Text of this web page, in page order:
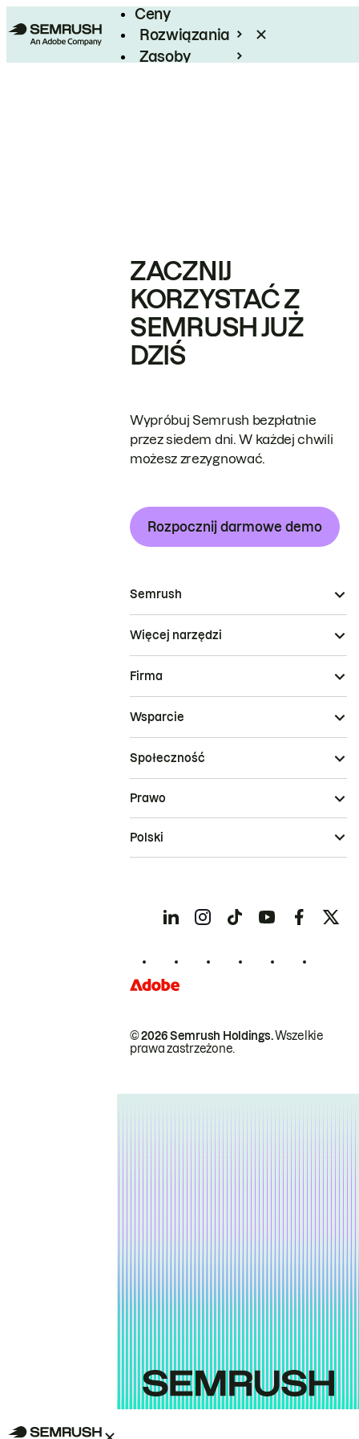
Ceny
Rozwiązania
Zasoby
ZACZNIJ
KORZYSTAĆ Z
SEMRUSH JUŻ
DZIŚ
Wypróbuj Semrush bezpłatnie
przez siedem dni. W każdej chwili
możesz zrezygnować.
Rozpocznij darmowe demo
Semrush
Więcej narzędzi
Firma
Wsparcie
Społeczność
© 2026 Semrush Holdings.Wszelkie
prawa zastrzeżone.
Prawo
Polski